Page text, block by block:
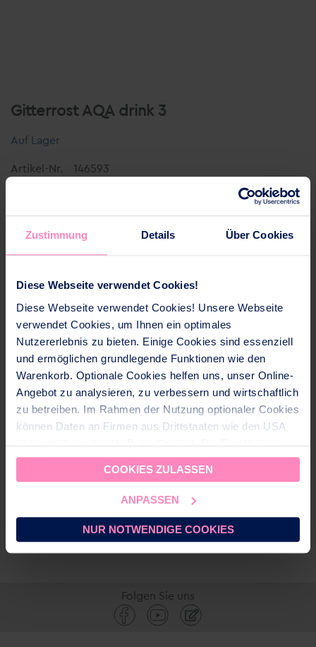
Zustimmung Details Über Cookies
Diese Webseite verwendet Cookies!
Diese Webseite verwendet Cookies! Unsere Webseite
verwendet Cookies, um Ihnen ein optimales
Nutzererlebnis zu bieten. Einige Cookies sind essenziell
und ermöglichen grundlegende Funktionen wie den
Warenkorb. Optionale Cookies helfen uns, unser Online-
Angebot zu analysieren, zu verbessern und wirtschaftlich
zu betreiben. Im Rahmen der Nutzung optionaler Cookies
können Daten an Firmen aus Drittstaaten wie den USA
übermittelt werden (z. B. an Google). Die Empfänger
dieser Daten sind im CH-US Data Privacy Framework
(DPF) gelistet, dass ein angemessenes
Datenschutzniveau gewährleistet. Für nicht zertifizierte
EU‑Standardvertragsklauseln mit CH‑Ergänzungen) ein.
Sie könnenalle Cookies akzeptierenodernur
jederzeit aufrufen und ändern.
COOKIES ZULASSEN
ANPASSEN
NUR NOTWENDIGE COOKIES
Gitterrost AQA drink 3
Auf Lager
Artikel-Nr.
146593
CHF 6.02
Anzahl In den Warenkorb
PRODUKTDETAILS
Folgen Sie uns